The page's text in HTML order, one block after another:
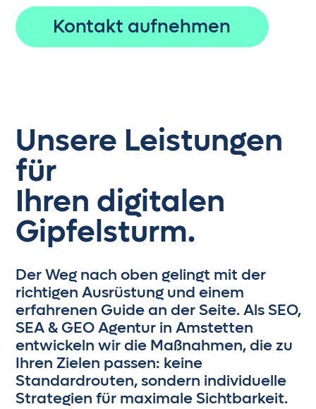
Kontakt aufnehmen
Unsere Leistungen
für
Ihren digitalen
Gipfelsturm.
Der Weg nach oben gelingt mit der
richtigen Ausrüstung und einem
erfahrenen Guide an der Seite. Als SEO,
SEA & GEO Agentur in Amstetten
entwickeln wir die Maßnahmen, die zu
Ihren Zielen passen: keine
Standardrouten, sondern individuelle
Strategien für maximale Sichtbarkeit.